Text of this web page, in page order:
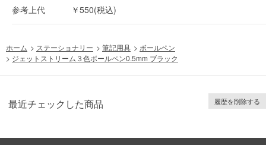
参考上代 ￥550(税込)
ホーム > ステーショナリー > 筆記用具 > ボールペン
> ジェットストリーム３色ボールペン0.5mm ブラック
最近チェックした商品 履歴を削除する